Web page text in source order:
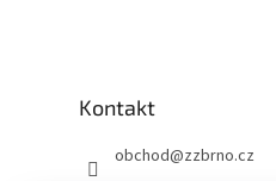
Kontakt
obchod@zzbrno.cz